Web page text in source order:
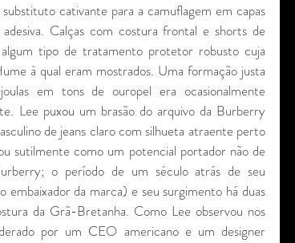
cativante para a camuflagem em capas
Calças com costura frontal e shorts de
tipo de tratamento protetor robusto cuja
à qual eram mostrados. Uma formação justa
em tons de ouropel era ocasionalmente
Lee puxou um brasão do arquivo da Burberry
de jeans claro com silhueta atraente perto
sutilmente como um potencial portador não de
o período de um século atrás de seu
da marca) e seu surgimento há duas
da Grã-Bretanha. Como Lee observou nos
por um CEO americano e um designer